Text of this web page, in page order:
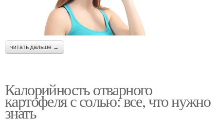
читать дальше →
Калорийность отварного
картофеля с солью: все, что нужно
знать